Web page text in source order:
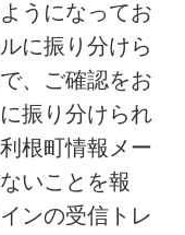
うになってお
に振り分けら
、ご確認をお
振り分けられ
根町情報メー
いことを報
ンの受信トレ